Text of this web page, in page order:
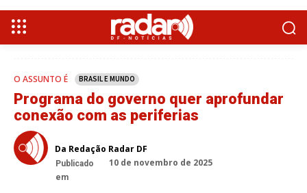
O ASSUNTO É BRASIL E MUNDO
Programa do governo quer aprofundar
conexão com as periferias
Da Redação Radar DF
Publicado
em
10 de novembro de 2025